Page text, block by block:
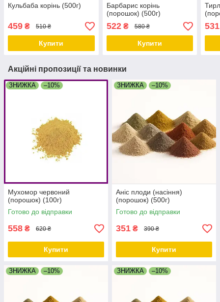
Кульбаба корінь (500г)
459 ₴ 510 ₴
Купити
Барбарис корінь
(порошок) (500г)
522₴ 580 ₴
Купити
531
Акційні пропозиції та новинки
ЗНИЖКА –10%
Мухомор червоний
(порошок) (100г)
Готово до відправки
558 ₴ 620 ₴
Купити
ЗНИЖКА –10%
Аніс плоди (насіння)
(порошок) (500г)
Готово до відправки
351 ₴ 390 ₴
Купити
ЗНИЖКА –10% ЗНИЖКА –10%